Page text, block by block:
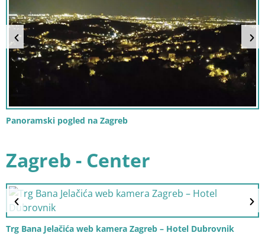
Panoramski pogled na Zagreb
Zagreb - Center
Trg Bana Jelačića web kamera Zagreb – Hotel Dubrovnik